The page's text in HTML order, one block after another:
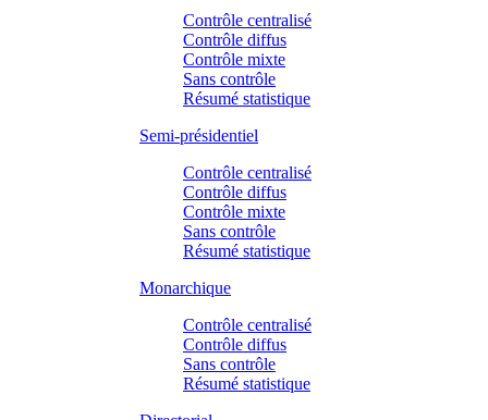
Contrôle centralisé
Contrôle diffus
Contrôle mixte
Sans contrôle
Résumé statistique
Semi-présidentiel
Contrôle centralisé
Contrôle diffus
Contrôle mixte
Sans contrôle
Résumé statistique
Monarchique
Contrôle centralisé
Contrôle diffus
Sans contrôle
Résumé statistique